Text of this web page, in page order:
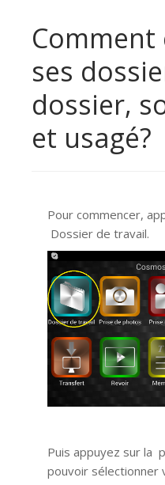
ses
dossier,
et usagé?
Pour commencer,
Dossier de travail.
Puis appuyez sur la
pouvoir sélectionner